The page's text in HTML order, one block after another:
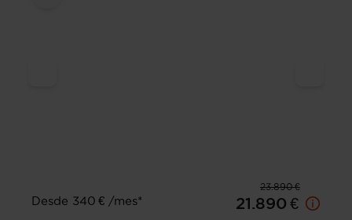
23.890 €
Desde 340 € /mes*
21.890 €